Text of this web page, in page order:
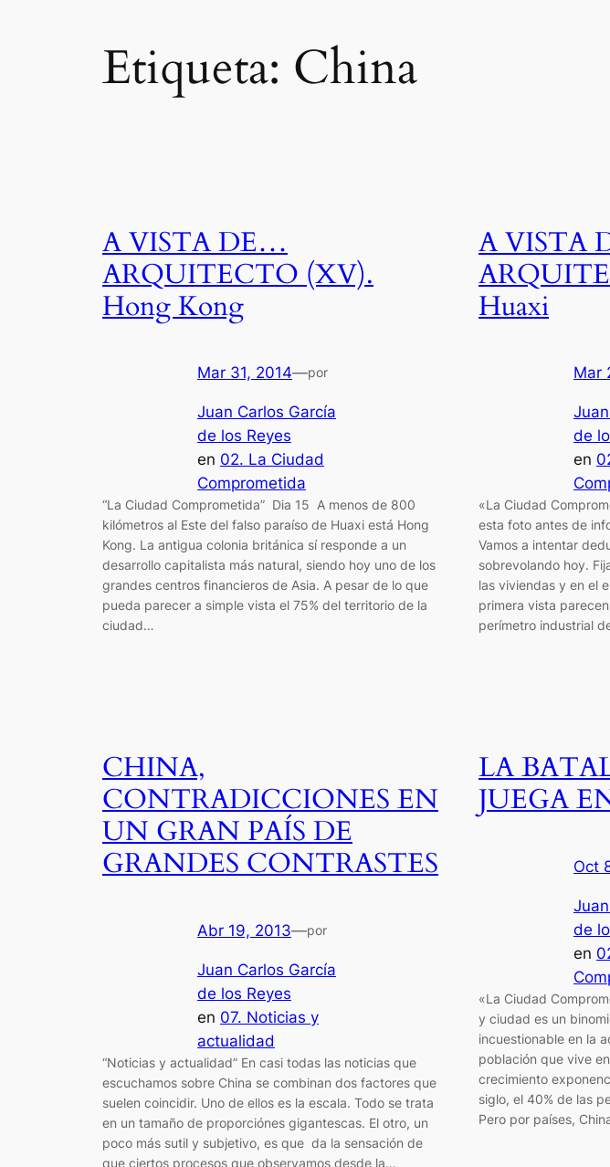
Etiqueta: China
A VISTA DE…
ARQUITECTO (XV).
Hong Kong
Mar 31, 2014—por
Juan Carlos García
de los Reyes
en 02. La Ciudad
Comprometida
“La Ciudad Comprometida” Dia 15 A menos de 800
kilómetros al Este del falso paraíso de Huaxi está Hong
Kong. La antigua colonia británica sí responde a un
desarrollo capitalista más natural, siendo hoy uno de los
grandes centros financieros de Asia. A pesar de lo que
pueda parecer a simple vista el 75% del territorio de la
ciudad…
A VISTA
Huaxi
Mar
de
en
«La Ciudad
esta foto antes de
Vamos a intentar
sobrevolando hoy.
las viviendas y en el
primera vista
perímetro industrial
CHINA,
CONTRADICCIONES EN
UN GRAN PAÍS DE
GRANDES CONTRASTES
Abr 19, 2013—por
Juan Carlos García
de los Reyes
en 07. Noticias y
actualidad
“Noticias y actualidad” En casi todas las noticias que
escuchamos sobre China se combinan dos factores que
suelen coincidir. Uno de ellos es la escala. Todo se trata
en un tamaño de proporciónes gigantescas. El otro, un
poco más sutil y subjetivo, es que da la sensación de
que ciertos procesos que observamos desde la…
LA
JUEGA
Oct
de
en
«La Ciudad
y ciudad es un
incuestionable en la
población que vive
crecimiento
siglo, el 40% de las
Pero por países,